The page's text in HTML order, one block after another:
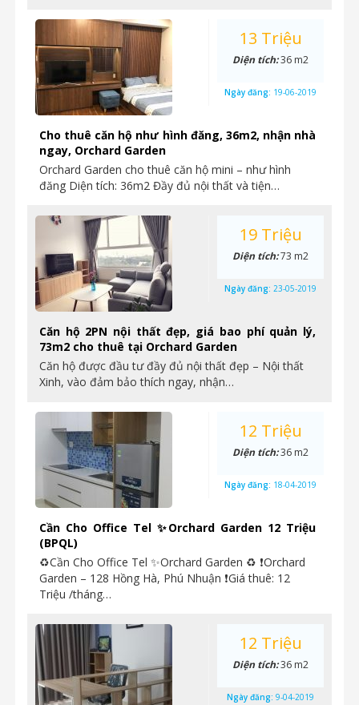
Cho thuê căn hộ như hình đăng, 36m2, nhận nhà
ngay, Orchard Garden
Orchard Garden cho thuê căn hộ mini – như hình
đăng Diện tích: 36m2 Đầy đủ nội thất và tiện…
13 Triệu
Diện tích:36 m2
Ngày đăng: 19-06-2019
Căn hộ 2PN nội thất đẹp, giá bao phí quản lý,
73m2 cho thuê tại Orchard Garden
Căn hộ được đầu tư đầy đủ nội thất đẹp – Nội thất
Xinh, vào đảm bảo thích ngay, nhận…
19 Triệu
Diện tích:73 m2
Ngày đăng: 23-05-2019
Cần Cho Office Tel ✨Orchard Garden 12 Triệu
(BPQL)
♻Cần Cho Office Tel ✨Orchard Garden ♻ ❗Orchard
Garden – 128 Hồng Hà, Phú Nhuận ❗Giá thuê: 12
Triệu /tháng…
12 Triệu
Diện tích:36 m2
Ngày đăng: 18-04-2019
12 Triệu
Diện tích:36 m2
Ngày đăng: 9-04-2019